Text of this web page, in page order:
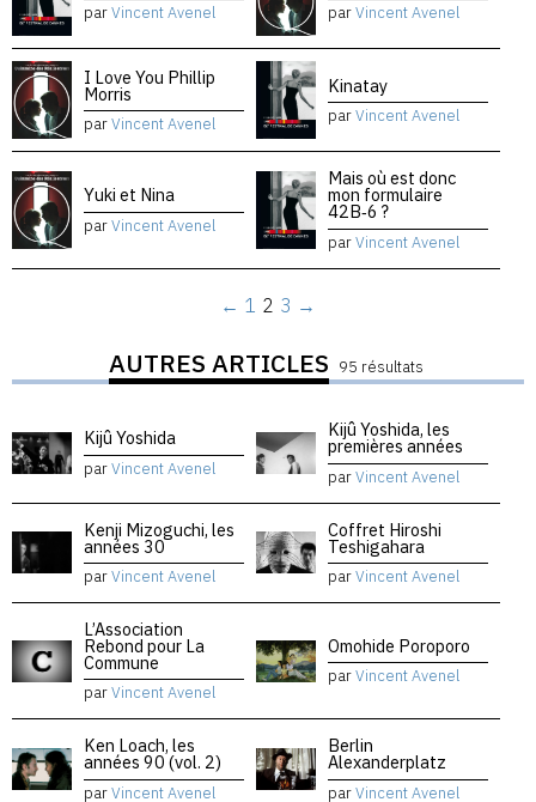
parVincent Avenel parVincent Avenel
I Love You Phillip
Morris
parVincent Avenel
Kinatay
parVincent Avenel
Yuki et Nina
parVincent Avenel
Mais où est donc
mon formulaire
42B‑6 ?
parVincent Avenel
← 1 2 3 →
AUTRES ARTICLES 95 résultats
Kijû Yoshida
parVincent Avenel
Kijû Yoshida, les
premières années
parVincent Avenel
Kenji Mizoguchi, les
années 30
parVincent Avenel
Coffret Hiroshi
Teshigahara
parVincent Avenel
L’Association
Rebond pour La
Commune
parVincent Avenel
Omohide Poroporo
parVincent Avenel
Ken Loach, les
années 90 (vol. 2)
parVincent Avenel
Berlin
Alexanderplatz
parVincent Avenel